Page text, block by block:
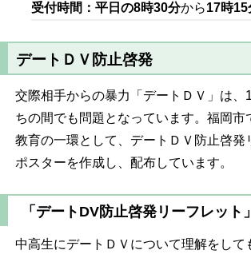
受付時間：平日の8時30分から17時15
デートＤＶ防止啓発
交際相手からの暴力「デートＤＶ」は、
ちの間でも問題となっています。福岡市
教育の一環として、デートＤＶ防止啓発
ポスターを作成し、配布しています。
「デートDV防止啓発リーフレット」
中高生にデートＤＶについて理解をして